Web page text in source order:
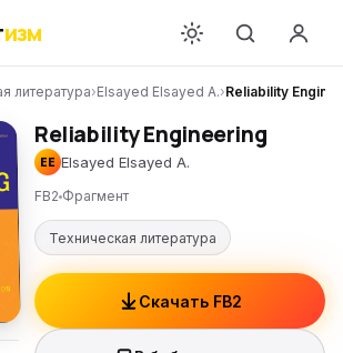
изм
литература›Elsayed Elsayed A.›Reliability
Reliability Engineering
EE Elsayed Elsayed A.
FB2 Фрагмент
Техническая литература
Скачать FB2